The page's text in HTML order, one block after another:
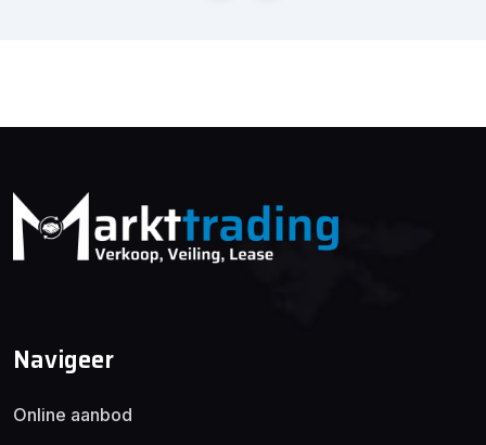
Navigeer
Online aanbod